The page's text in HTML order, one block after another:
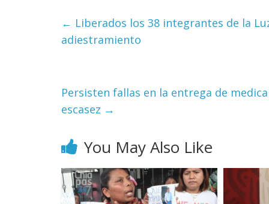
← Liberados los 38 integrantes de la
adiestramiento
Persisten fallas en la entrega de
escasez →
You May Also Like